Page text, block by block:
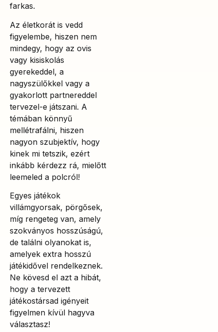
farkas.
Az életkorát is vedd
figyelembe, hiszen nem
mindegy, hogy az ovis
vagy kisiskolás
gyerekeddel, a
nagyszülőkkel vagy a
gyakorlott partnereddel
tervezel-e játszani. A
témában könnyű
mellétrafálni, hiszen
nagyon szubjektív, hogy
kinek mi tetszik, ezért
inkább kérdezz rá, mielőtt
leemeled a polcról!
Egyes játékok
villámgyorsak, pörgősek,
míg rengeteg van, amely
szokványos hosszúságú,
de találni olyanokat is,
amelyek extra hosszú
játékidővel rendelkeznek.
Ne kövesd el azt a hibát,
hogy a tervezett
játékostársad igényeit
figyelmen kívül hagyva
választasz!